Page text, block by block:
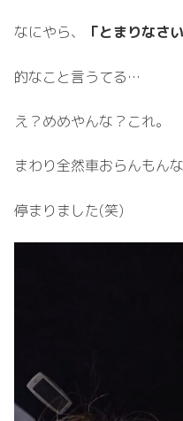
なにやら、 「とまりなさい
的なこと言うてる…
え？めめやんな？これ。
まわり全然車おらんも
停まりました(笑)